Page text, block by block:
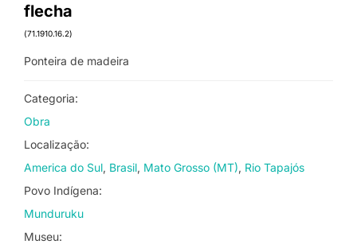
flecha
(71.1910.16.2)
Ponteira de madeira
Categoria:
Obra
Localização:
America do Sul Brasil Mato Grosso (MT) Rio Tapajós
Povo Indígena:
Munduruku
Museu: